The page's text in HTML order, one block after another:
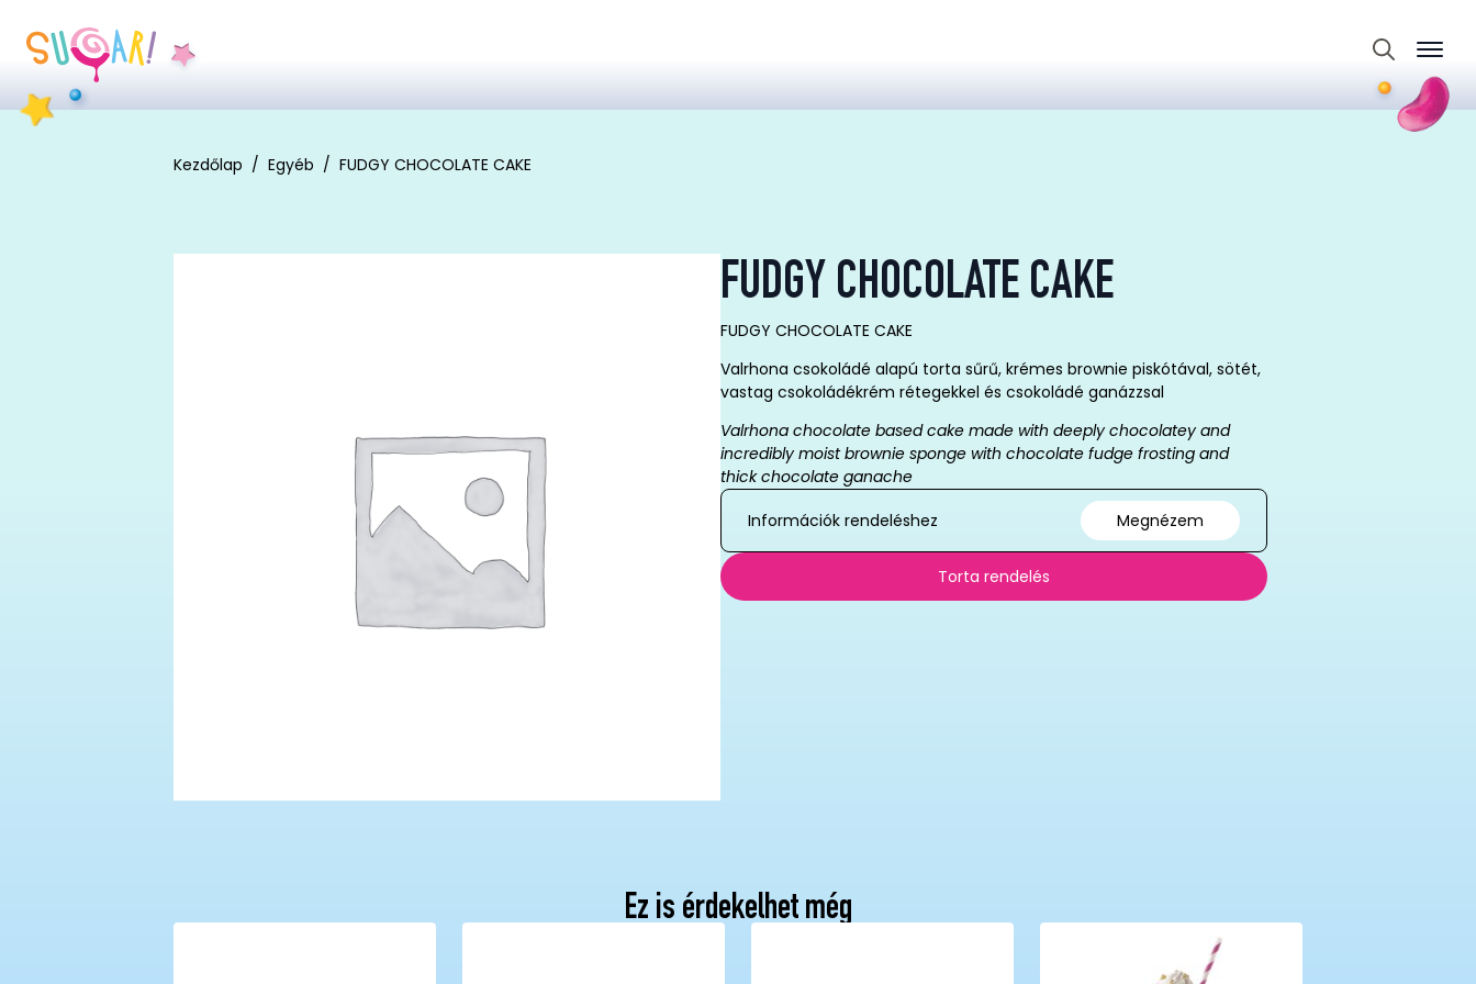
for:
Kezdőlap Egyéb FUDGY CHOCOLATE CAKE
FUDGY CHOCOLATE CAKE
FUDGY CHOCOLATE CAKE
Valrhona csokoládé alapú torta sűrű, krémes brownie piskótával, sötét,
vastag csokoládékrém rétegekkel és csokoládé ganázzsal
Valrhona chocolate based cake made with deeply chocolatey and
incredibly moist brownie sponge with chocolate fudge frosting and
thick chocolate ganache
Információk rendeléshez
Megnézem
Torta rendelés
Ez is érdekelhet még